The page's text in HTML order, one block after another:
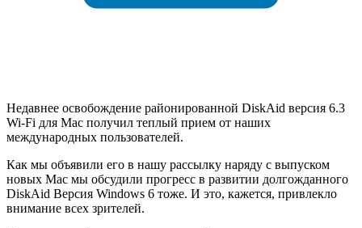
Недавнее освобождение районированной DiskAid версия 6.3
Wi-Fi для Mac получил теплый прием от наших
международных пользователей.
Как мы объявили его в нашу рассылку наряду с выпуском
новых Mac мы обсудили прогресс в развитии долгожданного
DiskAid Версия Windows 6 тоже. И это, кажется, привлекло
внимание всех зрителей.